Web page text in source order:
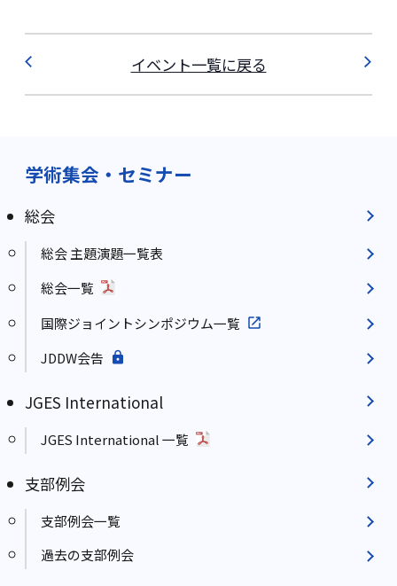
イベント一覧に戻る
学術集会・セミナー
総会
総会 主題演題一覧表
総会一覧
国際ジョイントシンポジウム一覧
JDDW会告
JGES International
JGES International 一覧
支部例会
支部例会一覧
過去の支部例会